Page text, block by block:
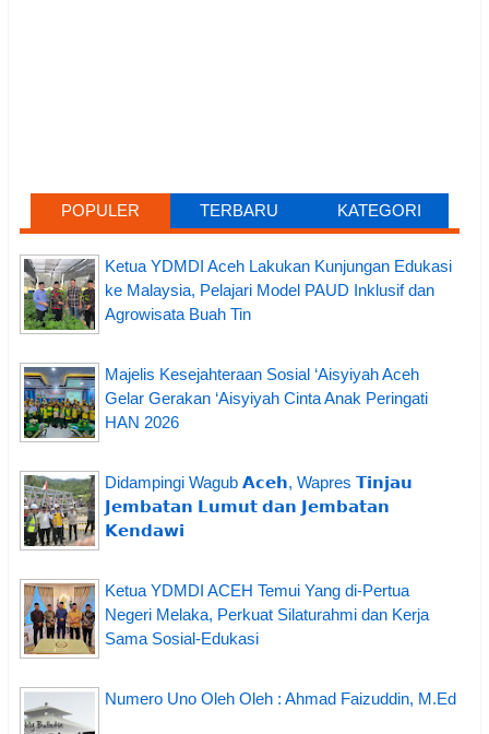
POPULER TERBARU KATEGORI
Ketua YDMDI Aceh Lakukan Kunjungan Edukasi
ke Malaysia, Pelajari Model PAUD Inklusif dan
Agrowisata Buah Tin
Majelis Kesejahteraan Sosial ‘Aisyiyah Aceh
Gelar Gerakan ‘Aisyiyah Cinta Anak Peringati
HAN 2026
Didampingi Wagub 𝗔𝗰𝗲𝗵, Wapres 𝗧𝗶𝗻𝗷𝗮𝘂
𝗝𝗲𝗺𝗯𝗮𝘁𝗮𝗻 𝗟𝘂𝗺𝘂𝘁 𝗱𝗮𝗻 𝗝𝗲𝗺𝗯𝗮𝘁𝗮𝗻
𝗞𝗲𝗻𝗱𝗮𝘄𝗶
Ketua YDMDI ACEH Temui Yang di-Pertua
Negeri Melaka, Perkuat Silaturahmi dan Kerja
Sama Sosial-Edukasi
Numero Uno Oleh Oleh : Ahmad Faizuddin, M.Ed